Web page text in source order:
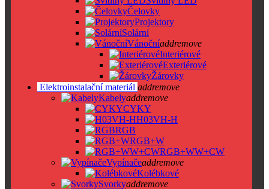
Čelovky
Projektory
Solární
Vánočníaddremove
Interiérové
Exteriérové
Žárovky
Elektroinstalační materiál addremove
Kabelyaddremove
CYKY
H03VH-H
RGB
RGB+W
RGB+WW+CW
Vypínačeaddremove
Kolébkové
Svorkyaddremove